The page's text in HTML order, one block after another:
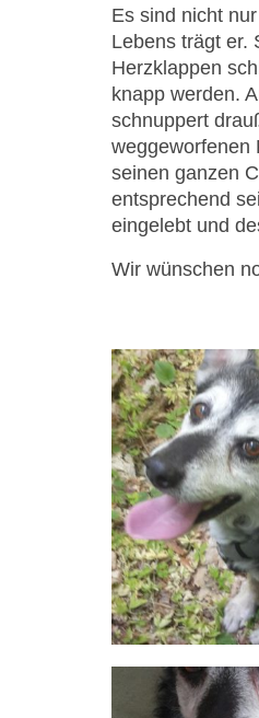
Es sind nicht
Lebens trägt er.
Herzklappen
knapp werden.
schnuppert
weggeworfenen
seinen ganzen
entsprechend
eingelebt und
Wir wünschen